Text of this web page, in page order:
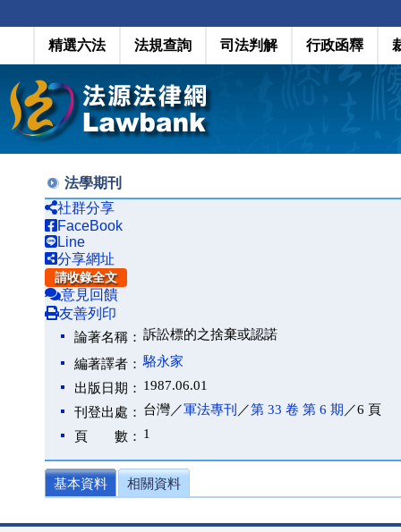
精選六法 法規查詢 司法判解 行政函釋
法學期刊
社群分享
FaceBook
Line
分享網址
請收錄全文
意見回饋
友善列印
論著名稱： 訴訟標的之捨棄或認諾
編著譯者： 駱永家
出版日期： 1987.06.01
刊登出處： 台灣／軍法專刊 ／第 33 卷 第 6 期 ／6 頁
頁 數： 1
基本資料 相關資料